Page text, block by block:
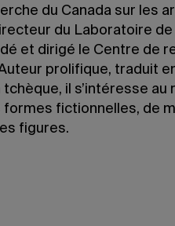
du Canada sur les
du Laboratoire de
et dirigé le Centre de
prolifique, traduit
il s’intéresse au
fictionnelles, de
figures.